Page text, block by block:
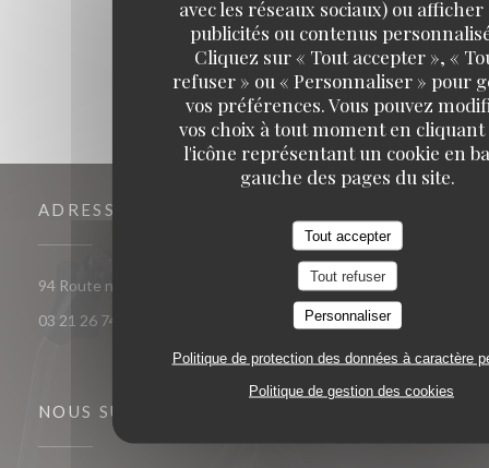
avec les réseaux sociaux) ou afficher
publicités ou contenus
Cliquez sur « Tout accepter », «
refuser » ou « Personnaliser » pour
vos préférences. Vous pouvez
vos choix à tout moment en
l'icône représentant un cookie en
gauche des pages du site.
Tout accepter
Tout refuser
Personnaliser
Politique de protection des données à caractère
Politique de gestion des cookies
ADRESSE
94 Route nationale 62290 Nœux-les-Mines((ouvre une nouvelle
03 21 26 74 74
NOUS SUIVRE